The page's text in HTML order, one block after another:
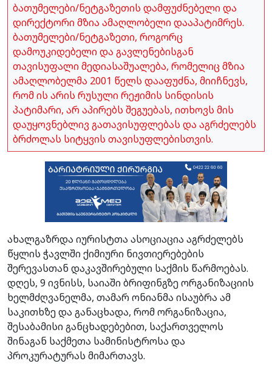
ბათუმელები/ნეტგაზეთის დამფუძნებელი და
დირექტორი მზია ამაღლობელი დააპატიმრეს.
ბათუმელები/ნეტგაზეთი, როგორც
დამოუკიდებელი და გავლენებისგან
თავისუფალი მედიასაშუალება, რომელიც მზია
ამაღლობელმა 2001 წელს დააფუძნა, მიიჩნევს,
რომ ის არის რუსული რეჟიმის სინდისის
პატიმარი, არ აპირებს შეგუებას, ითხოვს მის
დაუყოვნებლივ გათავისუფლებას და აგრძელებს
ბრძოლას სიტყვის თავისუფლებისთვის.
ახალგაზრდა იურისტთა ასოციაცია აგრძელებს
წყლის ჭავლში ქიმიური ნივთიერებების
შერევასთან დაკავშირებული საქმის წარმოებას.
დღეს, 9 ივნისს, საიაში ბრიფინგზე ორგანიზაციის
ხელმძღვანელმა, თამარ ონიანმა ისაუბრა ამ
საკითხზე და განაცხადა, რომ ორგანიზაცია,
შესაბამისი განცხადებებით, საქართველოს
შინაგან საქმეთა სამინისტროსა და
პროკურატურას მიმართავს.